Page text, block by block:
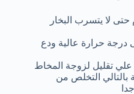
لا يتسرب البخار
درجة حرارة عالية ودع
علي تقليل لزوجة المخاط
بالتالي التخلص من